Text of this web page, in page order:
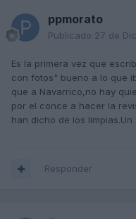
ppmorato
Publicado 27 de
Es la primera vez que
con fotos" bueno a lo que
que a Navarrico,no hay
por el conce a hacer la
han dicho de los
Responder